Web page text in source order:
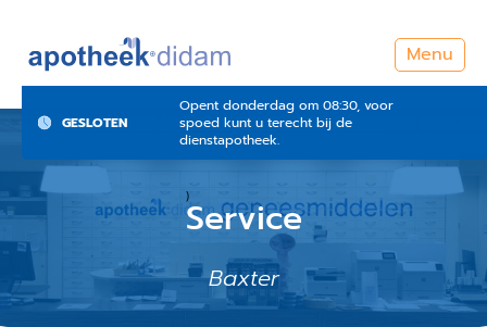
Menu
GESLOTEN
Opent donderdag om 08:30, voor
spoed kunt u terecht bij de
dienstapotheek.
)Service
Baxter